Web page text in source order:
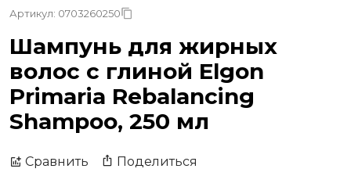
Артикул: 0703260250
Шампунь для жирных
волос с глиной Elgon
Primaria Rebalancing
Shampoo, 250 мл
Сравнить Поделиться